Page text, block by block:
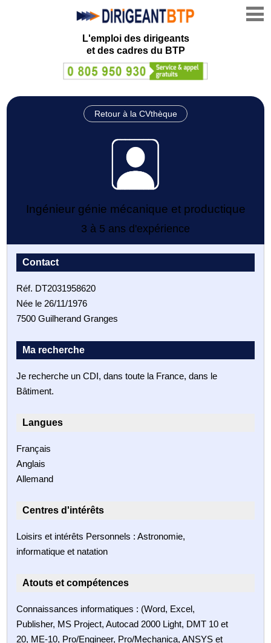
L'emploi des dirigeants
et des cadres du BTP
Retour à la CVthèque
Ingénieur génie mécanique et productique
3 à 5 ans d'expérience
Contact
Réf. DT2031958620
Née le 26/11/1976
7500 Guilherand Granges
Ma recherche
Je recherche un CDI, dans toute la France, dans le
Bâtiment.
Langues
Français
Anglais
Allemand
Centres d'intérêts
Loisirs et intérêts Personnels : Astronomie,
informatique et natation
Atouts et compétences
Connaissances informatiques : (Word, Excel,
Publisher, MS Project, Autocad 2000 Light, DMT 10 et
20, ME-10, Pro/Engineer, Pro/Mechanica, ANSYS et